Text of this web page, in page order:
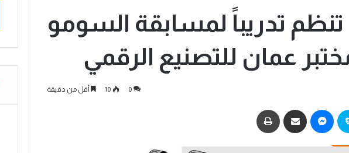
تنظم تدريباً لمسابقة السومو
عمان للتصنيع الرقمي
0
10 أقل من دقيقة